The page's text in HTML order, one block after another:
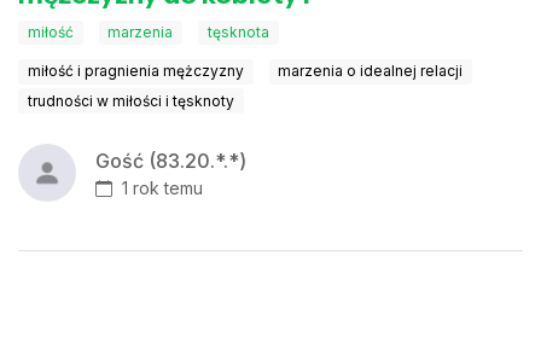
miłość marzenia tęsknota
miłość i pragnienia mężczyzny
marzenia o idealnej relacji
trudności w miłości i tęsknoty
Gość (83.20.*.*)
1 rok temu